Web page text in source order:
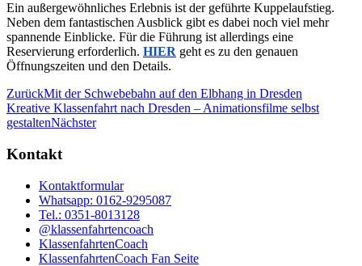
Ein außergewöhnliches Erlebnis ist der geführte Kuppelaufstieg.
Neben dem fantastischen Ausblick gibt es dabei noch viel mehr
spannende Einblicke. Für die Führung ist allerdings eine
Reservierung erforderlich. HIER geht es zu den genauen
Öffnungszeiten und den Details.
ZurückMit der Schwebebahn auf den Elbhang in Dresden
Kreative Klassenfahrt nach Dresden – Animationsfilme selbst
gestaltenNächster
Kontakt
Kontaktformular
Whatsapp: 0162-9295087
Tel.: 0351-8013128
@klassenfahrtencoach
KlassenfahrtenCoach
KlassenfahrtenCoach Fan Seite